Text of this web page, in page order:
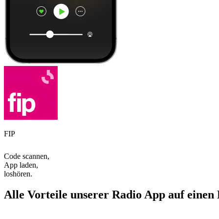
FIP
Code scannen,
App laden,
loshören.
Alle Vorteile unserer Radio App auf einen